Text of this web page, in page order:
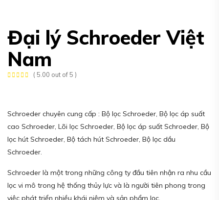
Đại lý Schroeder Việt
Nam
( 5.00 out of 5 )
Schroeder chuyên cung cấp : Bộ lọc Schroeder, Bộ lọc áp suất
cao Schroeder, Lõi lọc Schroeder, Bộ lọc áp suất Schroeder, Bộ
lọc hút Schroeder, Bộ tách hút Schroeder, Bộ lọc dầu
Schroeder.
Schroeder là một trong những công ty đầu tiên nhận ra nhu cầu
lọc vi mô trong hệ thống thủy lực và là người tiên phong trong
việc phát triển nhiều khái niệm và sản phẩm lọc.